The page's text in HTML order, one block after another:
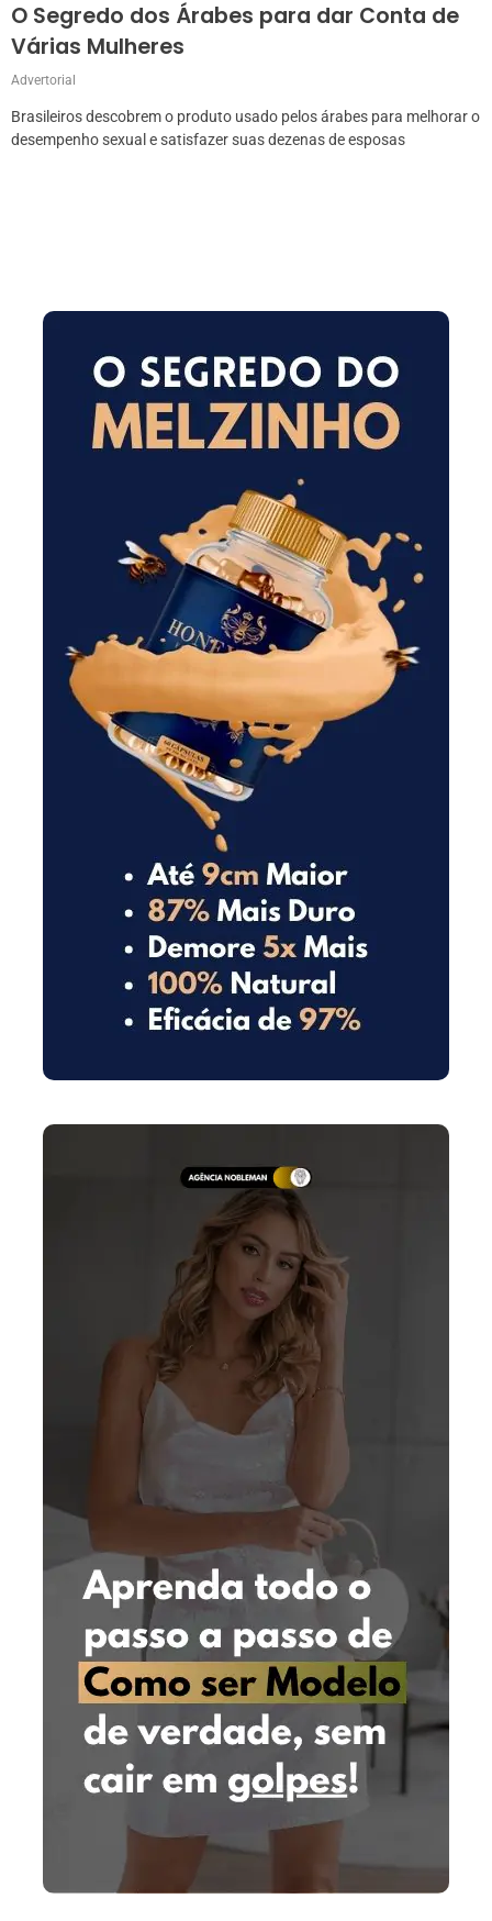
O Segredo dos Árabes para dar Conta de
Várias Mulheres
Advertorial
Brasileiros descobrem o produto usado pelos árabes para melhorar o
desempenho sexual e satisfazer suas dezenas de esposas